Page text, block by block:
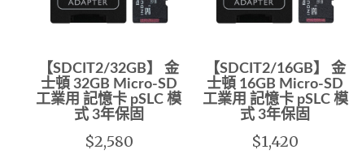
【SDCIT2/32GB】 金
士頓 32GB Micro-SD
工業用 記憶卡 pSLC 模
式 3年保固
$2,580
【SDCIT2/16GB】 金
士頓 16GB Micro-SD
工業用 記憶卡 pSLC 模
式 3年保固
$1,420